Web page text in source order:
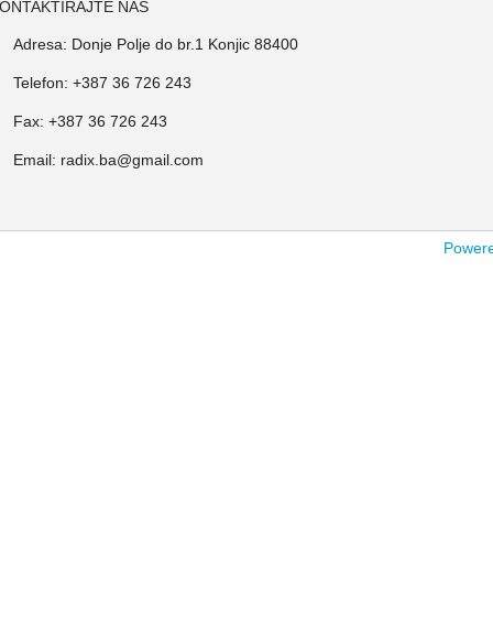
NAS
Adresa: Donje Polje do br.1 Konjic 88400
Telefon: +387 36 726 243
Fax: +387 36 726 243
Email: radix.ba@gmail.com